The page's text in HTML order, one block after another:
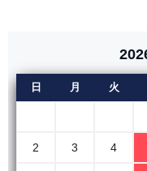
日 月 火
2 3 4